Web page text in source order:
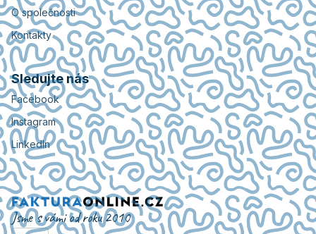
O společnosti
Kontakty
Sledujte nás
Facebook
Instagram
LinkedIn
Jsme s vámi od roku 2010